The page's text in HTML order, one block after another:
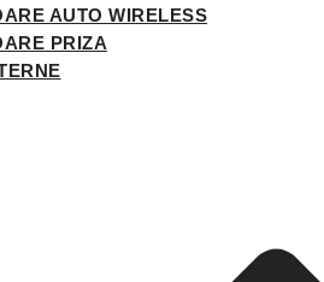
AUTO WIRELESS
PRIZA